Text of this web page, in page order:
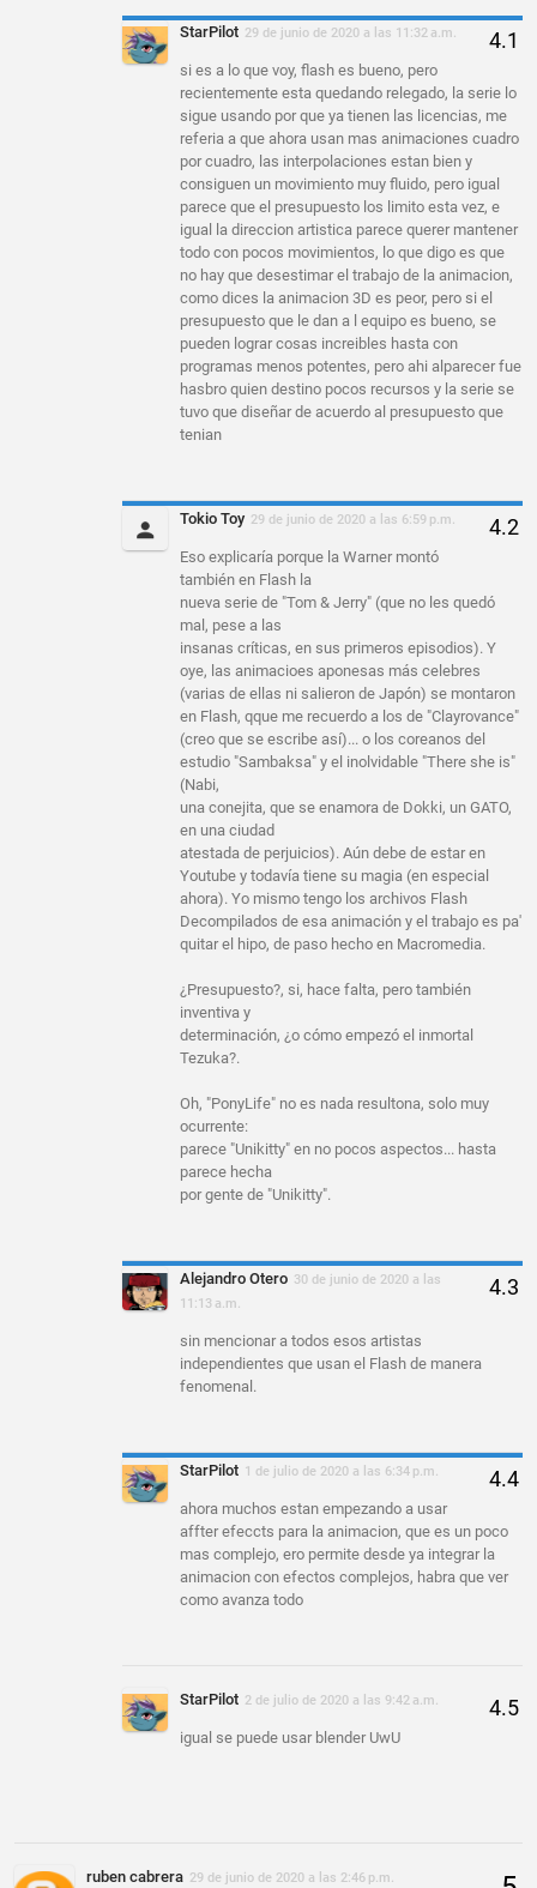
StarPilot 29 de junio de 2020 a las 11:32 a.m.
si es a lo que voy, flash es bueno, pero
recientemente esta quedando relegado, la serie lo
sigue usando por que ya tienen las licencias, me
referia a que ahora usan mas animaciones cuadro
por cuadro, las interpolaciones estan bien y
consiguen un movimiento muy fluido, pero igual
parece que el presupuesto los limito esta vez, e
igual la direccion artistica parece querer mantener
todo con pocos movimientos, lo que digo es que
no hay que desestimar el trabajo de la animacion,
como dices la animacion 3D es peor, pero si el
presupuesto que le dan a l equipo es bueno, se
pueden lograr cosas increibles hasta con
programas menos potentes, pero ahi alparecer fue
hasbro quien destino pocos recursos y la serie se
tuvo que diseñar de acuerdo al presupuesto que
tenian
Tokio Toy 29 de junio de 2020 a las 6:59 p.m.
Eso explicaría porque la Warner montó
también en Flash la
nueva serie de "Tom & Jerry" (que no les quedó
mal, pese a las
insanas críticas, en sus primeros episodios). Y
oye, las animacioes aponesas más celebres
(varias de ellas ni salieron de Japón) se montaron
en Flash, qque me recuerdo a los de "Clayrovance"
(creo que se escribe así)... o los coreanos del
estudio "Sambaksa" y el inolvidable "There she is"
(Nabi,
una conejita, que se enamora de Dokki, un GATO,
en una ciudad
atestada de perjuicios). Aún debe de estar en
Youtube y todavía tiene su magia (en especial
ahora). Yo mismo tengo los archivos Flash
Decompilados de esa animación y el trabajo es pa'
quitar el hipo, de paso hecho en Macromedia.
¿Presupuesto?, si, hace falta, pero también
inventiva y
determinación, ¿o cómo empezó el inmortal
Tezuka?.
Oh, "PonyLife" no es nada resultona, solo muy
ocurrente:
parece "Unikitty" en no pocos aspectos... hasta
parece hecha
por gente de "Unikitty".
Alejandro Otero 30 de junio de 2020 a las
11:13 a.m.
sin mencionar a todos esos artistas
independientes que usan el Flash de manera
fenomenal.
StarPilot 1 de julio de 2020 a las 6:34 p.m.
ahora muchos estan empezando a usar
affter efeccts para la animacion, que es un poco
mas complejo, ero permite desde ya integrar la
animacion con efectos complejos, habra que ver
como avanza todo
StarPilot 2 de julio de 2020 a las 9:42 a.m.
igual se puede usar blender UwU
ruben cabrera 29 de junio de 2020 a las 2:46 p.m.